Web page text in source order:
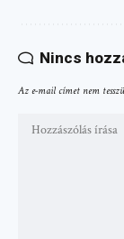
Nincs
Az e-mail címet nem